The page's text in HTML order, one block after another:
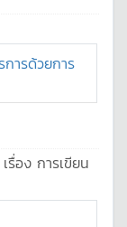
การด้วยการ
รื่อง การเขียน